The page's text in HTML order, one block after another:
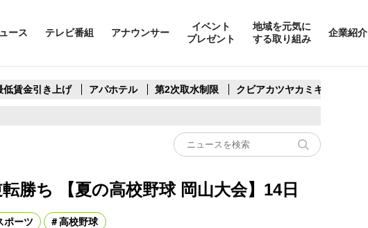
ース テレビ番組 アナウンサー
イベント
プレゼント
地域を元気に
する取り組み
企業紹介
低賃金引き上げ アパホテル 第2次取水制限 クビアカツヤカミキリ
勝ち 【夏の高校野球 岡山大会】14日
ポーツ 高校野球